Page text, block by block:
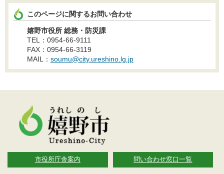
このページに関するお問い合わせ
嬉野市役所 総務・防災課
TEL：0954-66-9111
FAX：0954-66-3119
MAIL： soumu@city.ureshino.lg.jp
市役所庁舎案内 問い合わせ窓口一覧